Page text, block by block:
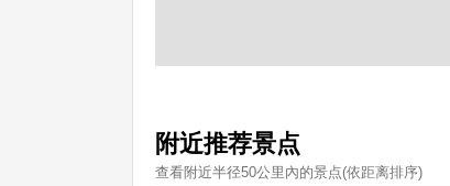
附近推荐景点
查看附近半径50公里內的景点(依距离排序)